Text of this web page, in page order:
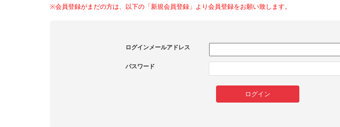
※会員登録がまだの方は、以下の「新規会員登録」より会員登録をお願い致します。
ログインメールアドレス
パスワード